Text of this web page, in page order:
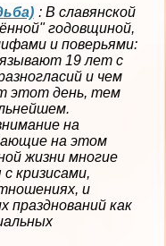
: В славянской
годовщиной,
и поверьями:
19 лет с
и чем
этот день, тем
на
на этом
жизни многие
кризисами,
и
празднований как